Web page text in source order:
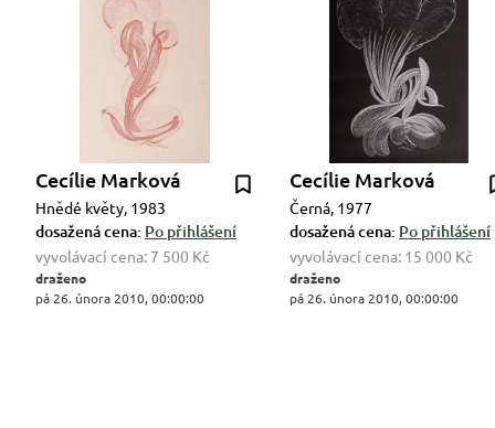
Cecílie Marková
Hnědé květy, 1983
dosažená cena: Po přihlášení
vyvolávací cena: 7 500 Kč
draženo
pá 26. února 2010, 00:00:00
Cecílie Marková
Černá, 1977
dosažená cena: Po přihlášení
vyvolávací cena: 15 000 Kč
draženo
pá 26. února 2010, 00:00:00